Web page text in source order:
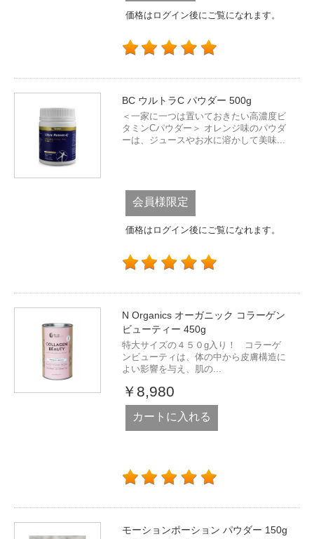
価格はログイン後にご覧になれます。
BC ウルトラC パウダー 500g
＜一家に一つは置いておきたい高濃度ビ
タミンCパウダー＞ オレンジ味のパウダ
ーは、ジュースやお水に溶かして美味...
会員様限定
価格はログイン後にご覧になれます。
N Organics オーガニック コラーゲン
ビューティー 450g
特大サイズの４５０g入り！ コラーゲ
ンビューティは、体の中から皮膚構造に
よい影響を与え、肌の...
￥8,980
カートに入れる
モーションポーション パウダー 150g